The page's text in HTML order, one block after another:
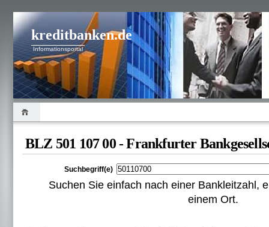
kreditbanken.de
Informationsportal
BLZ 501 107 00 - Frankfurter
Suchbegriff(e)
Suchen Sie einfach nach einer Bankleitzahl,
einem Ort.